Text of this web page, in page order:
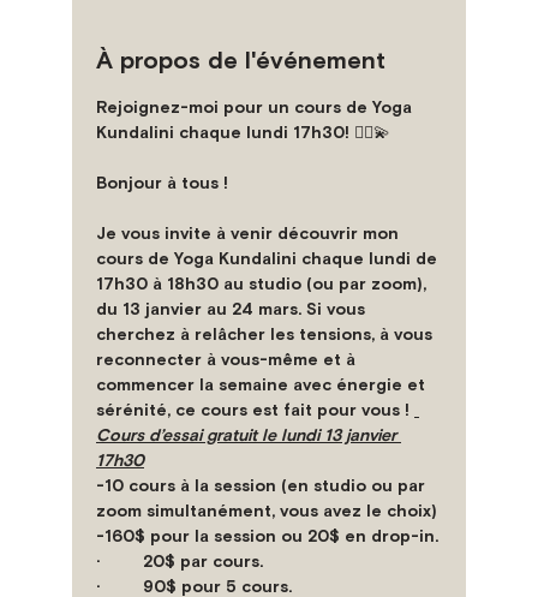
À propos de l'événement
Rejoignez-moi pour un cours de Yoga
Kundalini chaque lundi 17h30! 🧘‍♀️💫
Bonjour à tous !
Je vous invite à venir découvrir mon
cours de Yoga Kundalini chaque lundi de
17h30 à 18h30 au studio (ou par zoom),
du 13 janvier au 24 mars. Si vous
cherchez à relâcher les tensions, à vous
reconnecter à vous-même et à
commencer la semaine avec énergie et
sérénité, ce cours est fait pour vous !
Cours d’essai gratuit le lundi 13 janvier
17h30
-10 cours à la session (en studio ou par
zoom simultanément, vous avez le choix)
-160$ pour la session ou 20$ en drop-in.
·         20$ par cours.
·         90$ pour 5 cours.